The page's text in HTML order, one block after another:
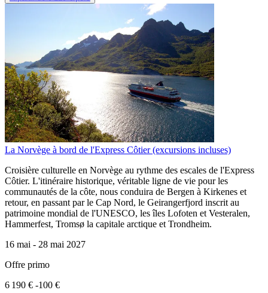
La Norvège à bord de l'Express Côtier (excursions incluses)
Croisière culturelle en Norvège au rythme des escales de l'Express
Côtier. L'itinéraire historique, véritable ligne de vie pour les
communautés de la côte, nous conduira de Bergen à Kirkenes et
retour, en passant par le Cap Nord, le Geirangerfjord inscrit au
patrimoine mondial de l'UNESCO, les îles Lofoten et Vesteralen,
Hammerfest, Tromsø la capitale arctique et Trondheim.
16 mai - 28 mai 2027
Offre primo
6 190 € -100 €